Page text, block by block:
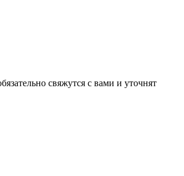
свяжутся с вами и уточнят